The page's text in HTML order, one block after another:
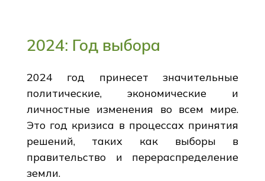
2024: Год выбора
2024 год принесет значительные
политические, экономические и
личностные изменения во всем мире.
Это год кризиса в процессах принятия
решений, таких как выборы в
правительство и перераспределение
земли.